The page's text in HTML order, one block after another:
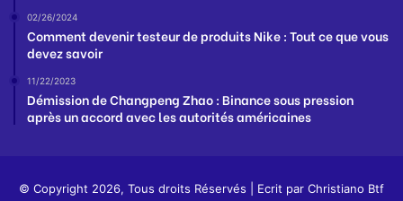
02/26/2024
Comment devenir testeur de produits Nike : Tout ce que vous
devez savoir
11/22/2023
Démission de Changpeng Zhao : Binance sous pression
après un accord avec les autorités américaines
© Copyright 2026, Tous droits Réservés | Ecrit par Christiano Btf